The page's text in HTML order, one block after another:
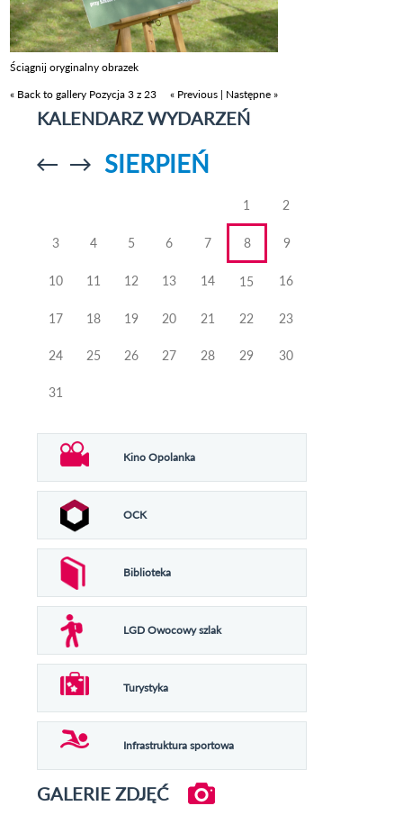
Ściągnij oryginalny obrazek
« Back to gallery Pozycja 3 z 23 « Previous | Następne »
KALENDARZ WYDARZEŃ
Przejdź doPrzejdź do
SIERPIEŃ
1 2
3 4 5 6 7 8 9
10 11 12 13 14 15 16
17 18 19 20 21 22 23
24 25 26 27 28 29 30
31
Kino Opolanka
OCK
Biblioteka
LGD Owocowy szlak
Turystyka
Infrastruktura sportowa
GALERIE ZDJĘĆ